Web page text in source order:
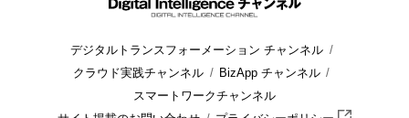
デジタルトランスフォーメーション チャンネル
クラウド実践チャンネル
BizApp チャンネル
スマートワークチャンネル